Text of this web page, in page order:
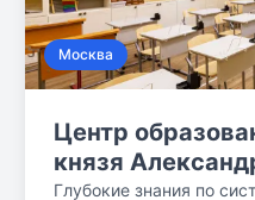
Москва
Центр
князя
Глубокие знания по